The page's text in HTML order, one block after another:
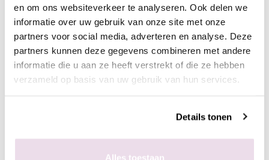
en om ons websiteverkeer te analyseren. Ook delen we
informatie over uw gebruik van onze site met onze
partners voor social media, adverteren en analyse. Deze
partners kunnen deze gegevens combineren met andere
informatie die u aan ze heeft verstrekt of die ze hebben
verzameld op basis van uw gebruik van hun services.
Details tonen
Alles toestaan
Moyra Nagellak Gel-Look 1042 Elodie
Deze prachtige nagellak in de peach kleur heeft de look van
gel. De nagellak is heel mooi egaal en trekt geen strepen.
Voordelen van de Moyra nagellak met gel look:
Snel drogend